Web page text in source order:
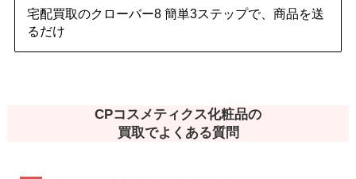
宅配買取のクローバー8 簡単3ステップで、商品を送
るだけ
CPコスメティクス化粧品の
買取でよくある質問